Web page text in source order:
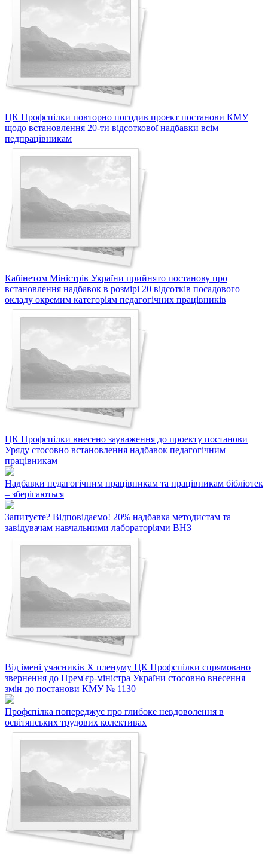
ЦК Профспілки повторно погодив проект постанови КМУ
щодо встановлення 20-ти відсоткової надбавки всім
педпрацівникам
Кабінетом Міністрів України прийнято постанову про
встановлення надбавок в розмірі 20 відсотків посадового
окладу окремим категоріям педагогічних працівників
ЦК Профспілки внесено зауваження до проекту постанови
Уряду стосовно встановлення надбавок педагогічним
працівникам
Надбавки педагогічним працівникам та працівникам бібліотек
– зберігаються
Запитуєте? Відповідаємо! 20% надбавка методистам та
завідувачам навчальними лабораторіями ВНЗ
Від імені учасників X пленуму ЦК Профспілки спрямовано
звернення до Прем'єр-міністра України стосовно внесення
змін до постанови КМУ № 1130
Профспілка попереджує про глибоке невдоволення в
освітянських трудових колективах